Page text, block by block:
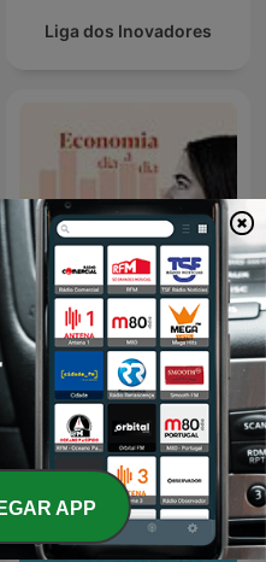
Liga dos Inovadores
Economia dia a dia
APP